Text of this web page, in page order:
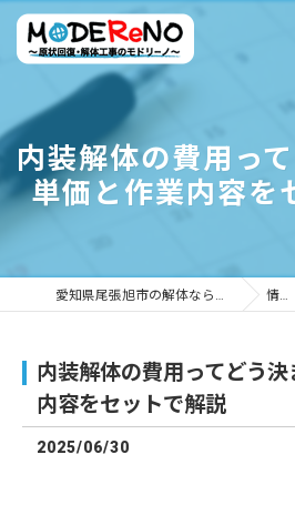
内装解体の費用っ
単価と作業内容を
愛知県尾張旭市の解体ならMODEReNO ～原状回復・解体工事のモドリーノ～ 情報ブログ
内装解体の費用ってどう
内容をセットで解説
2025/06/30